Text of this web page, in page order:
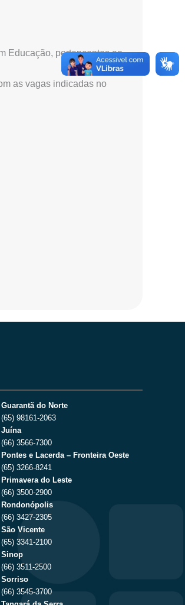
Educação, pertencentes ao
as vagas indicadas no
Guarantã do Norte
(65) 98161-2063
Juína
(66) 3566-7300
Pontes e Lacerda – Fronteira Oeste
(65) 3266-8241
Primavera do Leste
(66) 3500-2900
Rondonópolis
(66) 3427-2305
São Vicente
(65) 3341-2100
Sinop
(66) 3511-2500
Sorriso
(66) 3545-3700